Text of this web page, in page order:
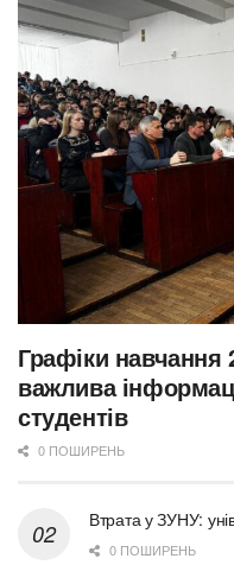
Графіки навчання
важлива
студентів
0 ПОШИРЕНЬ
Втрата у ЗУНУ:
0 ПОШИРЕНЬ